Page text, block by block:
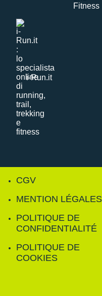
i-Run.it
CGV
MENTION LÉGALES
POLITIQUE DE
CONFIDENTIALITÉ
POLITIQUE DE
COOKIES